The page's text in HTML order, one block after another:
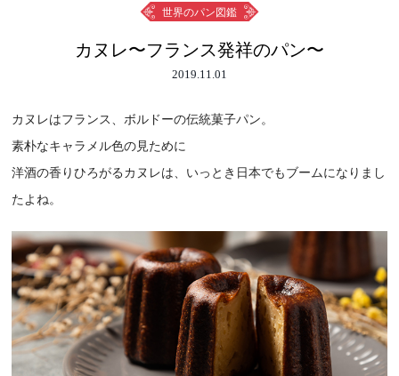
世界のパン図鑑
カヌレ〜フランス発祥のパン〜
2019.11.01
カヌレはフランス、ボルドーの伝統菓子パン。
素朴なキャラメル色の見ために
洋酒の香りひろがるカヌレは、いっとき日本でもブームになりまし
たよね。